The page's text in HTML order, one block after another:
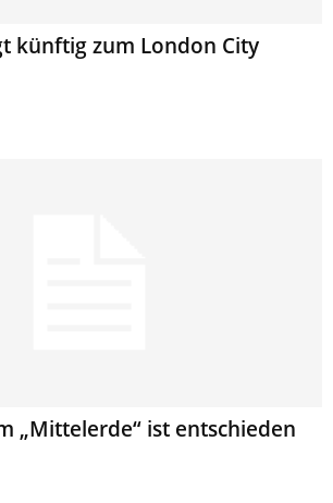
künftig zum London City
„Mittelerde“ ist entschieden